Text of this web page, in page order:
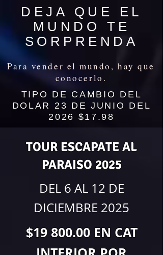
DEJA QUE EL
MUNDO TE
SORPRENDA
Para vender el mundo, hay que
conocerlo.
TIPO DE CAMBIO DEL
DOLAR 23 DE JUNIO DEL
2026 $17.98
TOUR ESCAPATE AL
PARAISO 2025
DEL 6 AL 12 DE
DICIEMBRE 2025
$19 800.00 EN CAT